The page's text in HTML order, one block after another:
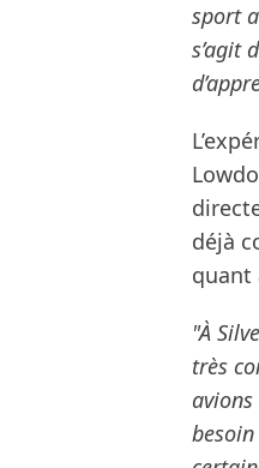
sport
s’agit
déjà
quant
"À
très